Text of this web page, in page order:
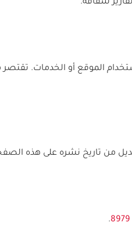
شفّافة.
الموقع أو الخدمات.
من تاريخ نشره على هذه
.